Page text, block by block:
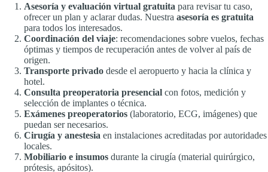
Asesoría y evaluación virtual gratuita para revisar tu caso,
ofrecer un plan y aclarar dudas. Nuestra asesoría es gratuita
para todos los interesados.
Coordinación del viaje: recomendaciones sobre vuelos, fechas
óptimas y tiempos de recuperación antes de volver al país de
origen.
Transporte privado desde el aeropuerto y hacia la clínica y
hotel.
Consulta preoperatoria presencial con fotos, medición y
selección de implantes o técnica.
Exámenes preoperatorios (laboratorio, ECG, imágenes) que
puedan ser necesarios.
Cirugía y anestesia en instalaciones acreditadas por autoridades
locales.
Mobiliario e insumos durante la cirugía (material quirúrgico,
prótesis, apósitos).